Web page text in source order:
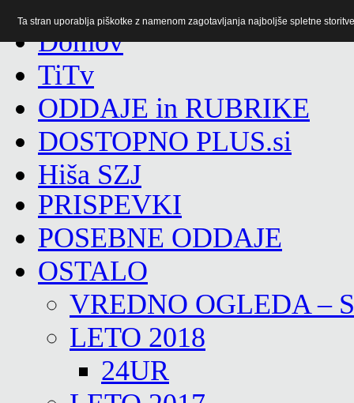
TiTv
ODDAJE in RUBRIKE
DOSTOPNO PLUS.si
Hiša SZJ
PRISPEVKI
POSEBNE ODDAJE
OSTALO
VREDNO OGLEDA –
LETO 2018
24UR
Ta stran uporablja piškotke z namenom zagotavljanja najboljše spletne